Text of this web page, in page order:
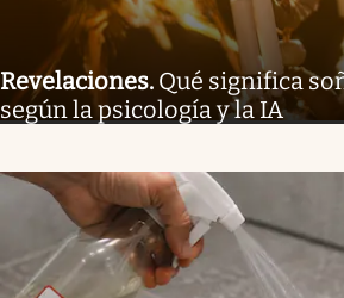
Revelaciones. Qué significa
según la psicología y la IA